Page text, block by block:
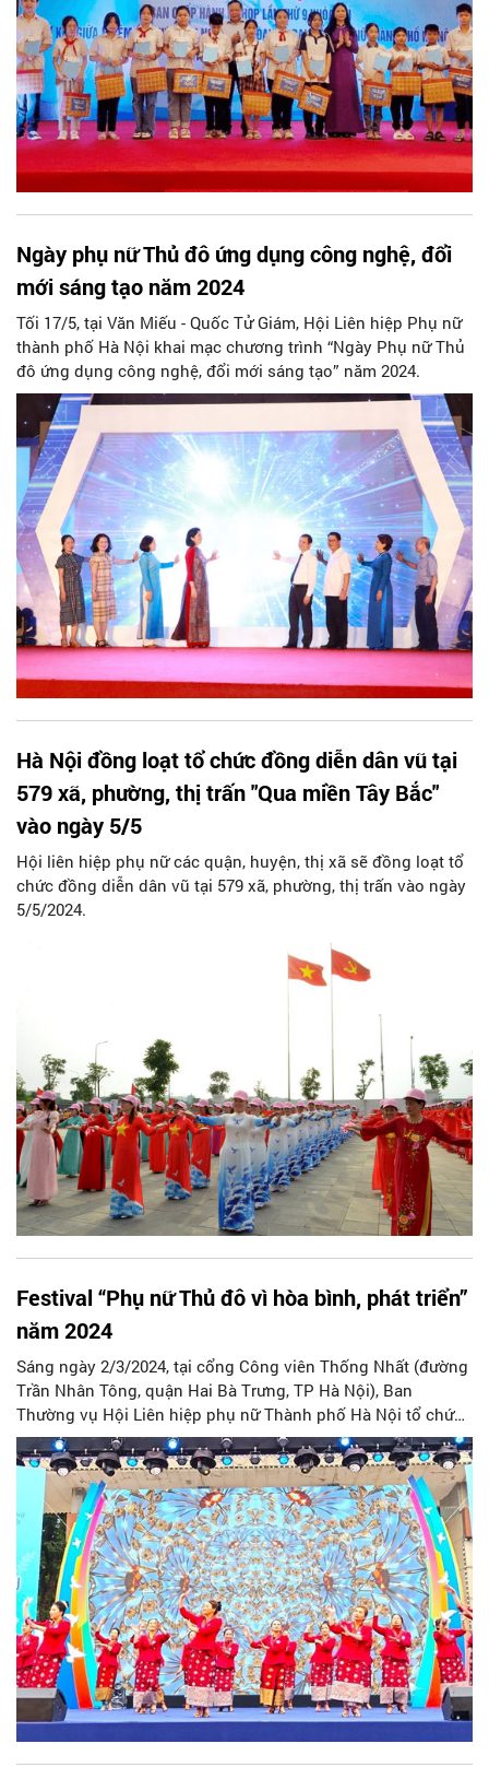
Ngày phụ nữ Thủ đô ứng dụng công nghệ, đổi
mới sáng tạo năm 2024
Tối 17/5, tại Văn Miếu - Quốc Tử Giám, Hội Liên hiệp Phụ nữ
thành phố Hà Nội khai mạc chương trình “Ngày Phụ nữ Thủ
đô ứng dụng công nghệ, đổi mới sáng tạo” năm 2024.
Hà Nội đồng loạt tổ chức đồng diễn dân vũ tại
579 xã, phường, thị trấn "Qua miền Tây Bắc"
vào ngày 5/5
Hội liên hiệp phụ nữ các quận, huyện, thị xã sẽ đồng loạt tổ
chức đồng diễn dân vũ tại 579 xã, phường, thị trấn vào ngày
5/5/2024.
Festival “Phụ nữ Thủ đô vì hòa bình, phát triển”
năm 2024
Sáng ngày 2/3/2024, tại cổng Công viên Thống Nhất (đường
Trần Nhân Tông, quận Hai Bà Trưng, TP Hà Nội), Ban
Thường vụ Hội Liên hiệp phụ nữ Thành phố Hà Nội tổ chức
Festival “Phụ nữ Thủ đô vì hòa bình, phát triển” năm 2024.